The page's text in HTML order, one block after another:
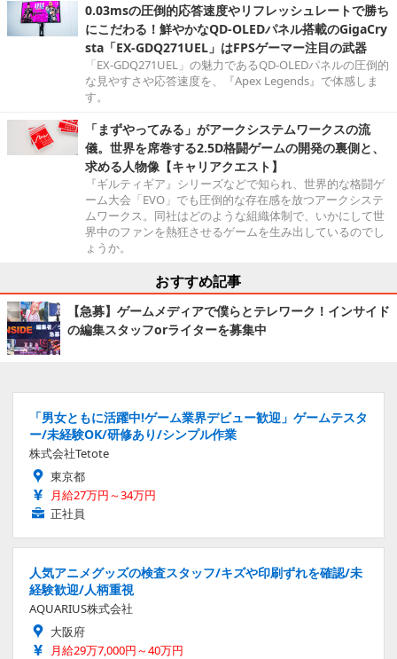
0.03msの圧倒的応答速度やリフレッシュレートで勝ち
にこだわる！鮮やかなQD-OLEDパネル搭載のGigaCry
sta「EX-GDQ271UEL」はFPSゲーマー注目の武器
「EX-GDQ271UEL」の魅力であるQD-OLEDパネルの圧倒的
な見やすさや応答速度を、『Apex Legends』で体感しま
す。
「まずやってみる」がアークシステムワークスの流
儀。世界を席巻する2.5D格闘ゲームの開発の裏側と、
求める人物像【キャリアクエスト】
『ギルティギア』シリーズなどで知られ、世界的な格闘ゲ
ーム大会「EVO」でも圧倒的な存在感を放つアークシステ
ムワークス。同社はどのような組織体制で、いかにして世
界中のファンを熱狂させるゲームを生み出しているのでし
ょうか。
おすすめ記事
【急募】ゲームメディアで僕らとテレワーク！インサイド
の編集スタッフorライターを募集中
「男女ともに活躍中!ゲーム業界デビュー歓迎」ゲームテスタ
ー/未経験OK/研修あり/シンプル作業
株式会社Tetote
東京都
月給27万円～34万円
正社員
人気アニメグッズの検査スタッフ/キズや印刷ずれを確認/未
経験歓迎/人柄重視
AQUARIUS株式会社
大阪府
月給29万7,000円～40万円